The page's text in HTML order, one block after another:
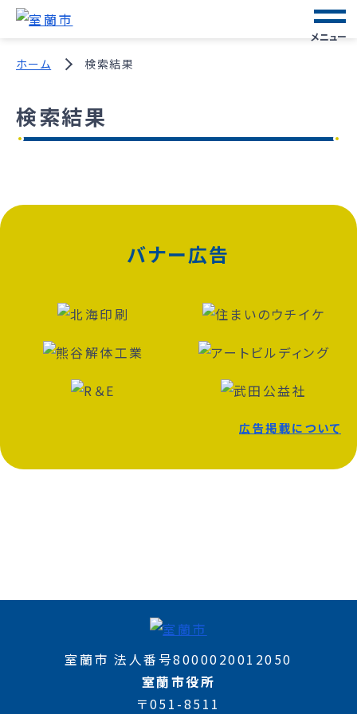
メニュー
ホーム 検索結果
検索結果
バナー広告
広告掲載について
室蘭市 法人番号8000020012050
室蘭市役所
〒051-8511